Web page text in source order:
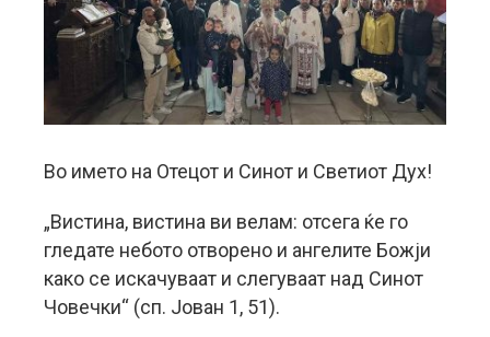
Во името на Отецот и Синот и Светиот Дух!
„Вистина, вистина ви велам: отсега ќе го
гледате небото отворено и ангелите Божји
како се искачуваат и слегуваат над Синот
Човечки“ (сп. Јован 1, 51).